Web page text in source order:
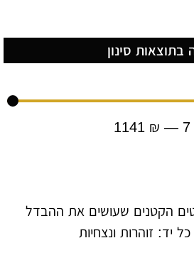
סינון
₪
1141
שעושים את ההבדל
ונצחיות